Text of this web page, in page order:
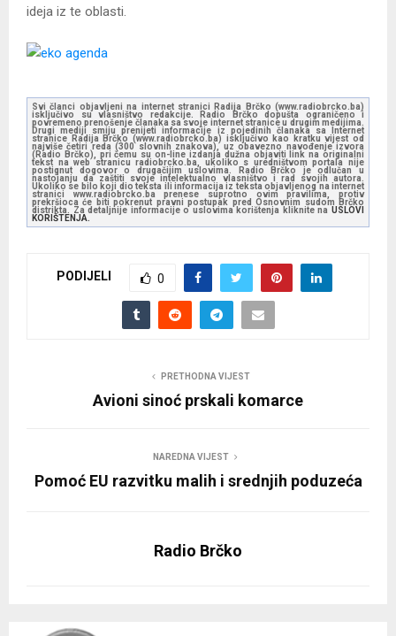
ideja iz te oblasti.
Svi članci objavljeni na internet stranici Radija Brčko (www.radiobrcko.ba)
isključivo su vlasništvo redakcije. Radio Brčko dopušta ograničeno i
povremeno prenošenje članaka sa svoje internet stranice u drugim medijima.
Drugi mediji smiju prenijeti informacije iz pojedinih članaka sa Internet
stranice Radija Brčko (www.radiobrcko.ba) isključivo kao kratku vijest od
najviše četiri reda (300 slovnih znakova), uz obavezno navođenje izvora
(Radio Brčko), pri čemu su on-line izdanja dužna objaviti link na originalni
tekst na web stranicu radiobrcko.ba, ukoliko s uredništvom portala nije
postignut dogovor o drugačijim uslovima. Radio Brčko je odlučan u
nastojanju da zaštiti svoje intelektualno vlasništvo i rad svojih autora.
Ukoliko se bilo koji dio teksta ili informacija iz teksta objavljenog na internet
stranici www.radiobrcko.ba prenese suprotno ovim pravilima, protiv
prekršioca će biti pokrenut pravni postupak pred Osnovnim sudom Brčko
distrikta. Za detaljnije informacije o uslovima korištenja kliknite na USLOVI
KORIŠTENJA.
PODIJELI 0
PRETHODNA VIJEST
Avioni sinoć prskali komarce
NAREDNA VIJEST
Pomoć EU razvitku malih i srednjih poduzeća
Radio Brčko